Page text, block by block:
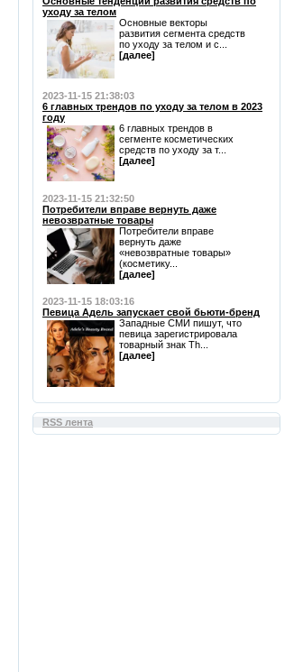
уходу за телом
Основные векторы
развития сегмента средств
по уходу за телом и с...
[далее]
2023-11-15 21:38:03
6 главных трендов по уходу за телом в 2023
году
6 главных трендов в
сегменте косметических
средств по уходу за т...
[далее]
2023-11-15 21:32:50
Потребители вправе вернуть даже
невозвратные товары
Потребители вправе
вернуть даже
«невозвратные товары»
(косметику...
[далее]
2023-11-15 18:03:16
Певица Адель запускает свой бьюти-бренд
Западные СМИ пишут, что
певица зарегистрировала
товарный знак Th...
[далее]
RSS лента